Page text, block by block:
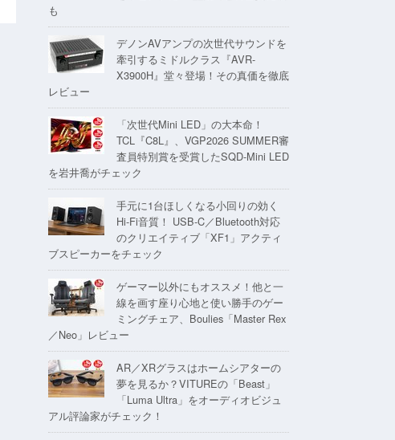
も
デノンAVアンプの次世代サウンドを
牽引するミドルクラス『AVR-
X3900H』堂々登場！その真価を徹底
レビュー
「次世代Mini LED」の大本命！
TCL『C8L』、VGP2026 SUMMER審
査員特別賞を受賞したSQD-Mini LED
を岩井喬がチェック
手元に1台ほしくなる小回りの効く
Hi-Fi音質！ USB-C／Bluetooth対応
のクリエイティブ「XF1」アクティ
ブスピーカーをチェック
ゲーマー以外にもオススメ！他と一
線を画す座り心地と使い勝手のゲー
ミングチェア、Boulies「Master Rex
／Neo」レビュー
AR／XRグラスはホームシアターの
夢を見るか？VITUREの「Beast」
「Luma Ultra」をオーディオビジュ
アル評論家がチェック！